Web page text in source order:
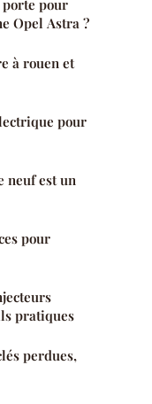
pour
Opel Astra ?
à rouen et
pour
neuf est un
pour
pratiques
perdues,